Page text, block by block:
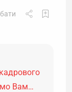
Вам…